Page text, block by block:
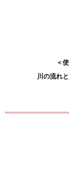
＜
川の流れ